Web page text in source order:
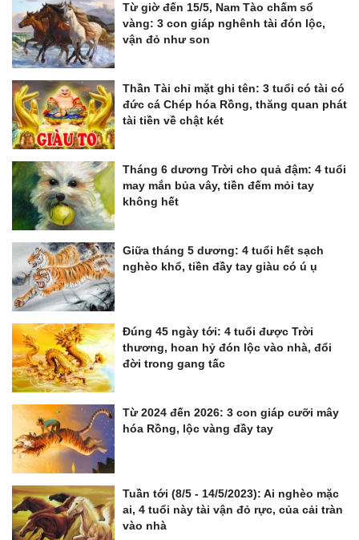
Từ giờ đến 15/5, Nam Tào chấm sổ
vàng: 3 con giáp nghênh tài đón lộc,
vận đỏ như son
Thần Tài chỉ mặt ghi tên: 3 tuổi có tài có
đức cá Chép hóa Rồng, thăng quan phát
tài tiền về chật két
Tháng 6 dương Trời cho quả đậm: 4 tuổi
may mắn bủa vây, tiền đếm mỏi tay
không hết
Giữa tháng 5 dương: 4 tuổi hết sạch
nghèo khổ, tiền đầy tay giàu có ú ụ
Đúng 45 ngày tới: 4 tuổi được Trời
thương, hoan hỷ đón lộc vào nhà, đổi
đời trong gang tấc
Từ 2024 đến 2026: 3 con giáp cưỡi mây
hóa Rồng, lộc vàng đầy tay
Tuần tới (8/5 - 14/5/2023): Ai nghèo mặc
ai, 4 tuổi này tài vận đỏ rực, của cải tràn
vào nhà